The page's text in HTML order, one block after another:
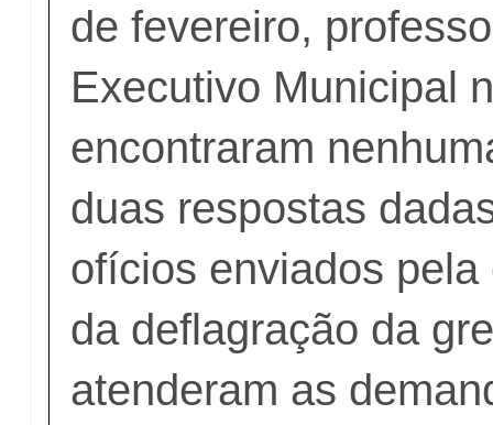
de fevereiro,
Executivo Municipal
encontraram
duas respostas
ofícios enviados
da deflagração da
atenderam as